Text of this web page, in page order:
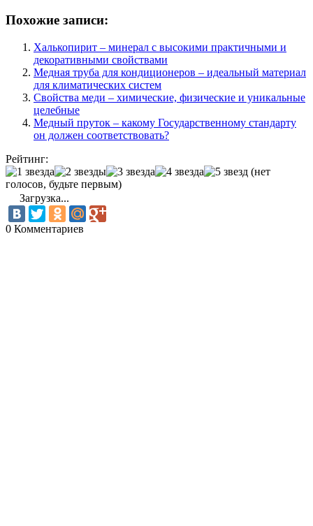
Похожие записи:
Халькопирит – минерал с высокими практичными и
декоративными свойствами
Медная труба для кондиционеров – идеальный материал
для климатических систем
Свойства меди – химические, физические и уникальные
целебные
Медный пруток – какому Государственному стандарту
он должен соответствовать?
Рейтинг:
(нет
голосов, будьте первым)
Загрузка...
0 Комментариев